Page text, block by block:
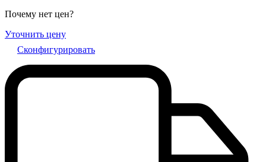
Почему нет цен?
Уточнить цену
Сконфигурировать